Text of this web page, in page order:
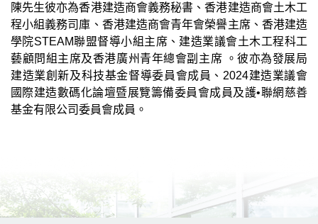
陳先生彼亦為香港建造商會義務秘書、香港建造商會土木工
程小組義務司庫、香港建造商會青年會榮譽主席、香港建造
學院STEAM聯盟督導小組主席、建造業議會土木工程科工
藝顧問組主席及香港廣州青年總會副主席 。彼亦為發展局
建造業創新及科技基金督導委員會成員、 2024建造業議會
國際建造數碼化論壇暨展覽籌備委員會成員及護•聯網慈善
基金有限公司委員會成員。